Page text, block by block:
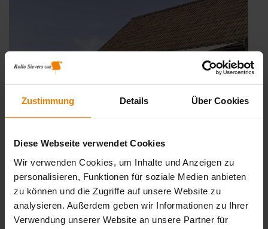
Zustimmung Details Über Cookies
Diese Webseite verwendet Cookies
Wir verwenden Cookies, um Inhalte und Anzeigen zu
personalisieren, Funktionen für soziale Medien anbieten
zu können und die Zugriffe auf unsere Website zu
analysieren. Außerdem geben wir Informationen zu Ihrer
Verwendung unserer Website an unsere Partner für
Neue FreiRäume entdecken: Das Markisen-
Freigestell von WAREMA
Veröffentlicht
19. August 2025